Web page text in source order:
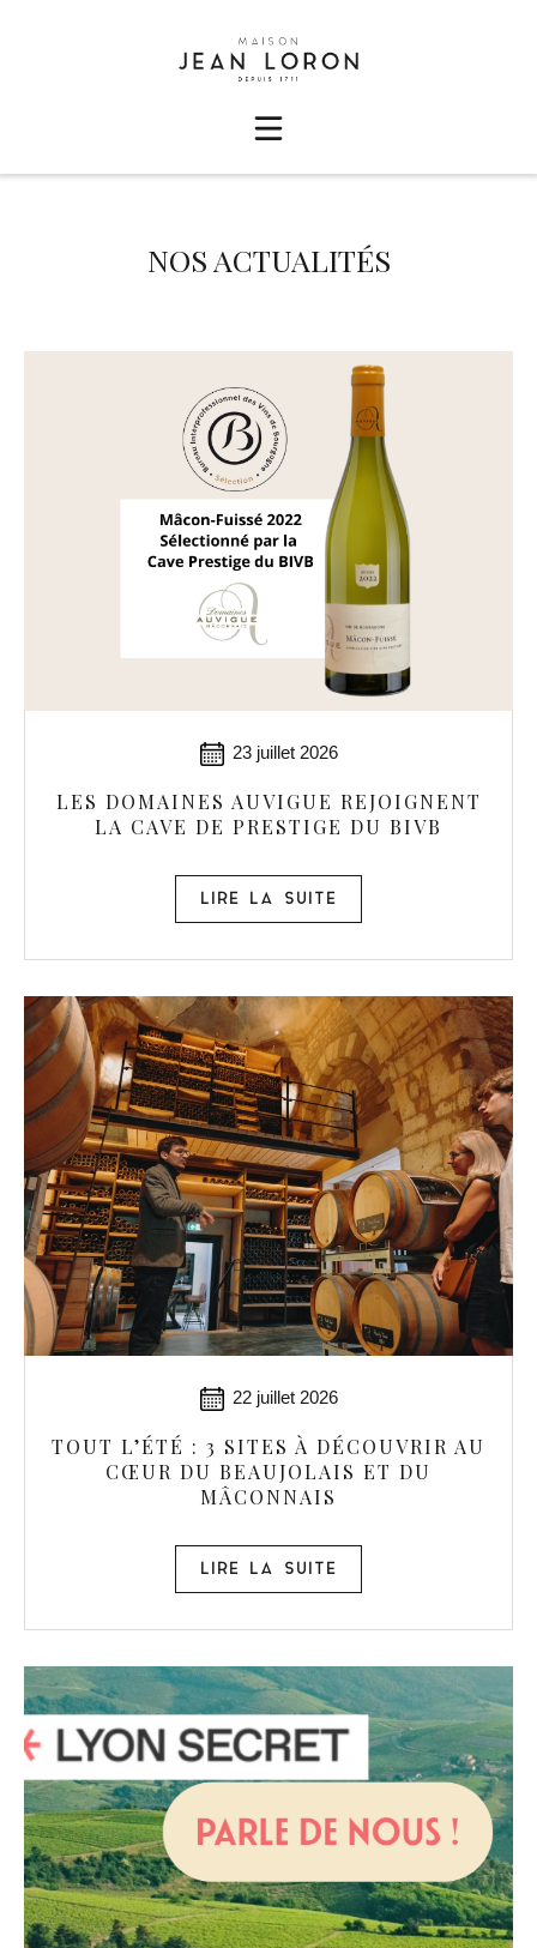
NOS ACTUALITÉS
23 juillet 2026
LES DOMAINES AUVIGUE REJOIGNENT
LA CAVE DE PRESTIGE DU BIVB
LIRE LA SUITE
22 juillet 2026
TOUT L’ÉTÉ : 3 SITES À DÉCOUVRIR AU
CŒUR DU BEAUJOLAIS ET DU
MÂCONNAIS
LIRE LA SUITE